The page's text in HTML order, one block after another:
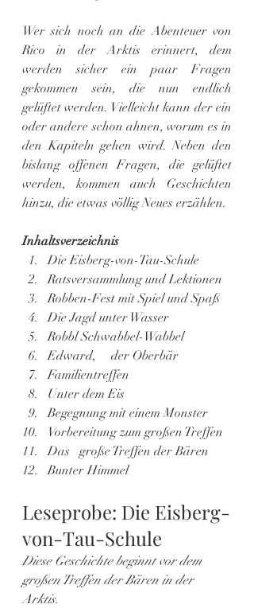
Wer sich noch an die Abenteuer von
Rico in der Arktis erinnert, dem
werden sicher ein paar Fragen
gekommen sein, die nun endlich
gelüftet werden. Vielleicht kann der ein
oder andere schon ahnen, worum es in
den Kapiteln gehen wird. Neben den
bislang offenen Fragen, die gelüftet
werden, kommen auch Geschichten
hinzu, die etwas völlig Neues erzählen.
Inhaltsverzeichnis
Die Eisberg-von-Tau-Schule
Ratsversammlung und Lektionen
Robben-Fest mit Spiel und Spaß
Die Jagd unter Wasser
Robbl Schwabbel-Wabbel
Edward,	der Oberbär
Familientreffen
Unter dem Eis
Begegnung mit einem Monster
Vorbereitung zum großen Treffen
Das	große Treffen der Bären
Bunter Himmel
Leseprobe: Die Eisberg-
von-Tau-Schule
Diese Geschichte beginnt vor dem
großen Treffen der Bären in der
Arktis.